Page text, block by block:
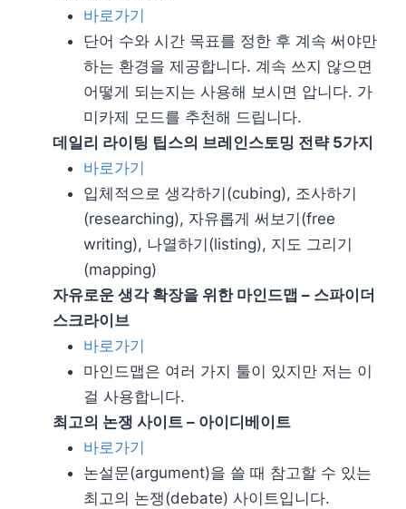
바로가기
단어 수와 시간 목표를 정한 후 계속 써야만
하는 환경을 제공합니다. 계속 쓰지 않으면
어떻게 되는지는 사용해 보시면 압니다. 가
미카제 모드를 추천해 드립니다.
데일리 라이팅 팁스의 브레인스토밍 전략 5가지
바로가기
입체적으로 생각하기(cubing), 조사하기
(researching), 자유롭게 써보기(free
writing), 나열하기(listing), 지도 그리기
(mapping)
자유로운 생각 확장을 위한 마인드맵 – 스파이더
스크라이브
바로가기
마인드맵은 여러 가지 툴이 있지만 저는 이
걸 사용합니다.
최고의 논쟁 사이트 – 아이디베이트
바로가기
논설문(argument)을 쓸 때 참고할 수 있는
최고의 논쟁(debate) 사이트입니다.